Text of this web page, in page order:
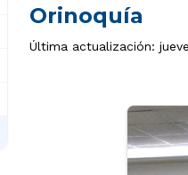
Orinoquía
Última actualización: